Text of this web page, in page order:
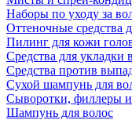
Наборы по уходу за
Оттеночные средства
Пилинг для кожи
Средства для укладки
Средства против
Сухой шампунь для
Сыворотки, филлеры и
Шампунь для волос